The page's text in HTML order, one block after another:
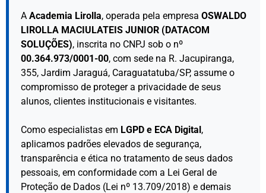
A Academia Lirolla, operada pela empresa OSWALDO
LIROLLA MACIULATEIS JUNIOR (DATACOM
SOLUÇÕES), inscrita no CNPJ sob o nº
00.364.973/0001-00, com sede na R. Jacupiranga,
355, Jardim Jaraguá, Caraguatatuba/SP, assume o
compromisso de proteger a privacidade de seus
alunos, clientes institucionais e visitantes.
Como especialistas em LGPD e ECA Digital,
aplicamos padrões elevados de segurança,
transparência e ética no tratamento de seus dados
pessoais, em conformidade com a Lei Geral de
Proteção de Dados (Lei nº 13.709/2018) e demais